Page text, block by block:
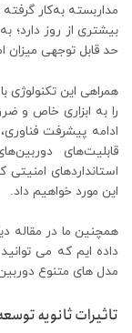
مداربسته به‌کار
بیشتری از روز دارد؛
حد قابل توجهی میزان
همراهی این تکنولوژی
را به ابزاری خاص و
ادامه پیشرفت
قابلیت‌های
استانداردهای
این مورد خواهیم داد.
همچنین ما در مقاله
داده ایم که می
مدل های متنوع
تاثیرات ثانویه